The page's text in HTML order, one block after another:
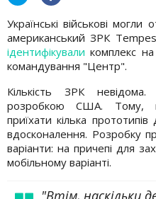
Українські військові
американський ЗРК
ідентифікували комплекс
командування "Центр".
Кількість ЗРК
розробкою США. Тому,
приїхати кілька
вдосконалення. Розробку
варіанти: на причепі для
мобільному варіанті.
"Втім, наскільки